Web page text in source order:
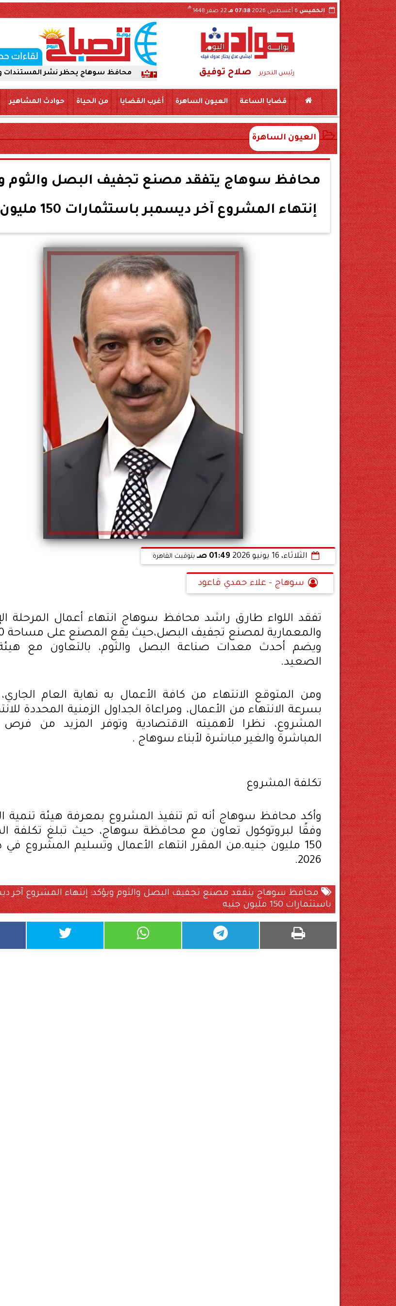
الخميس6 أغسطس 2026 07:38 مـ 22 صفر 1448
هـ
رئيس التحرير صلاح توفيق محافظ سوهاج يحظر نشر المستندات والقرارات
قضايا الساعة العيون الساهرة أغرب القضايا من الحياة حوادث المشاهير
العيون الساهرة
محافظ سوهاج يتفقد مصنع تجفيف البصل والثوم
إنتهاء المشروع آخر ديسمبر باستثمارات 150 مليون جنيه
الثلاثاء، 16 يونيو 2026 01:49 صـ بتوقيت القاهرة
سوهاج - علاء حمدي قاعود
تفقد اللواء طارق راشد محافظ سوهاج انتهاء أعمال المرحلة
ويضم أحدث معدات صناعة البصل والثوم، بالتعاون مع
الصعيد.
ومن المتوقع الانتهاء من كافة الأعمال به نهاية العام
بسرعة الانتهاء من الأعمال، ومراعاة الجداول الزمنية المحددة
المشروع، نظرا لأهميته الاقتصادية وتوفر المزيد من
المباشرة والغير مباشرة لأبناء سوهاج .
تكلفة المشروع
وأكد محافظ سوهاج أنه تم تنفيذ المشروع بمعرفة هيئة تنمية
وفقًا لبروتوكول تعاون مع محافظة سوهاج، حيث تبلغ تكلفة
150 مليون جنيه.من المقرر انتهاء الأعمال وتسليم المشروع
2026.
محافظ سوهاج يتفقد مصنع تجفيف البصل والثوم ويؤكد: إنتهاء المشروع آخر
باستثمارات 150 مليون جنيه